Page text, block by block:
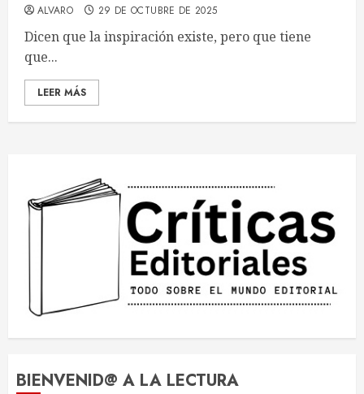
ALVARO 29 DE OCTUBRE DE 2025
Dicen que la inspiración existe, pero que tiene
que...
LEER MÁS
BIENVENID@ A LA LECTURA
Cómo se calcula el precio final